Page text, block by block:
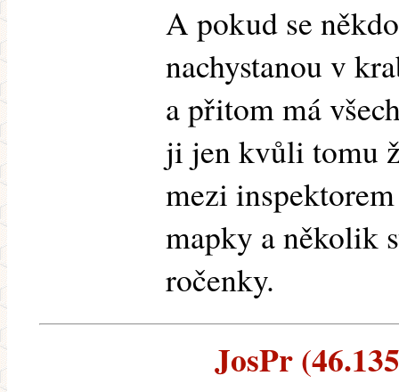
A pokud se
nachystanou v
a přitom má
ji jen kvůli tomu
mezi
mapky a několik
ročenky.
JosPr